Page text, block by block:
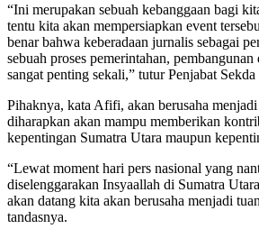
“Ini merupakan sebuah kebanggaan bagi
tentu kita akan mempersiapkan event
benar bahwa keberadaan jurnalis sebagai
sebuah proses pemerintahan,
sangat penting sekali,” tutur Penjabat
Pihaknya, kata Afifi, akan berusaha
diharapkan akan mampu memberikan
kepentingan Sumatra Utara maupun
“Lewat moment hari pers nasional yang
diselenggarakan Insyaallah di Sumatra
akan datang kita akan berusaha menjadi
tandasnya.